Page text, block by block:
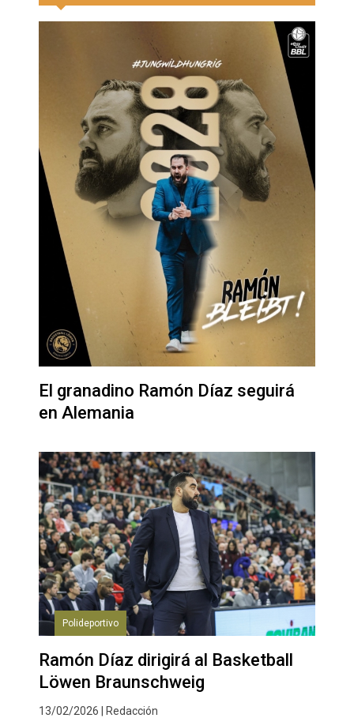
El granadino Ramón Díaz seguirá
en Alemania
Polideportivo
Ramón Díaz dirigirá al Basketball
Löwen Braunschweig
13/02/2026 | Redacción